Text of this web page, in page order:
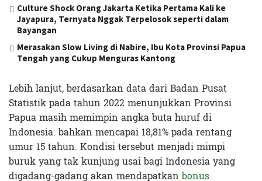
Culture Shock Orang Jakarta Ketika Pertama Kali ke
Jayapura, Ternyata Nggak Terpelosok seperti dalam
Bayangan
Merasakan Slow Living di Nabire, Ibu Kota Provinsi Papua
Tengah yang Cukup Menguras Kantong
Lebih lanjut, berdasarkan data dari Badan Pusat
Statistik pada tahun 2022 menunjukkan Provinsi
Papua masih memimpin angka buta huruf di
Indonesia. bahkan mencapai 18,81% pada rentang
umur 15 tahun. Kondisi tersebut menjadi mimpi
buruk yang tak kunjung usai bagi Indonesia yang
digadang-gadang akan mendapatkanbonus